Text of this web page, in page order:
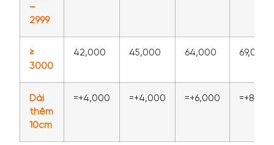
–
2999
≥
3000
42,000 45,000 64,000 69,000
Dài
thêm
10cm
=+4,000 =+4,000 =+6,000